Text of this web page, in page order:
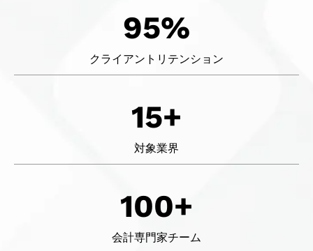
95%
クライアントリテンション
15+
対象業界
100+
会計専門家チーム